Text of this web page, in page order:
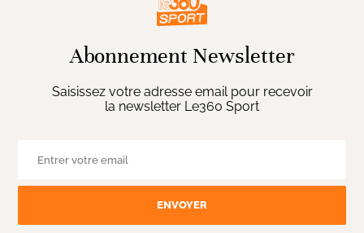
Abonnement Newsletter
Saisissez votre adresse email pour recevoir
la newsletter Le360 Sport
ENVOYER